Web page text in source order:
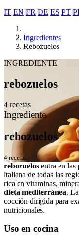
IT EN FR DE ES PT
Ingredientes
Rebozuelos
INGREDIENTE
rebozuelos
4 recetas
Ingrediente
rebozuelos
4 recetas
rebozuelos entra en las
italiana de todas las
rica en vitaminas,
dieta mediterránea.
cocción dirigida para
nutricionales.
Uso en cocina